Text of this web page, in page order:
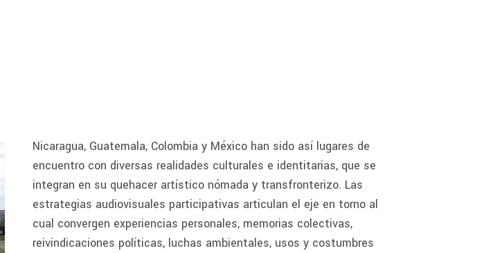
Nicaragua, Guatemala, Colombia y México han sido así lugares de
encuentro con diversas realidades culturales e identitarias, que se
integran en su quehacer artístico nómada y transfronterizo. Las
estrategias audiovisuales participativas articulan el eje en torno al
cual convergen experiencias personales, memorias colectivas,
reivindicaciones políticas, luchas ambientales, usos y costumbres